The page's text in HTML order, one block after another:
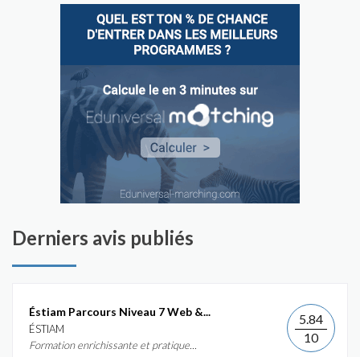
Derniers avis publiés
Éstiam Parcours Niveau 7 Web &...
ÉSTIAM
Formation enrichissante et pratique...
5.84
10